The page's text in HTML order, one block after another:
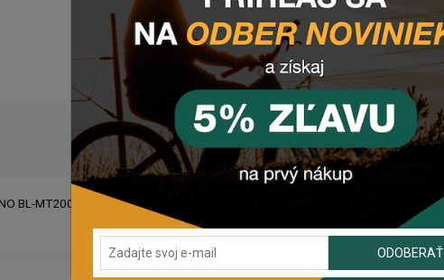
BL-MT200
INSTAGRAM#BIKEHOUSESK
ODOBERAŤ